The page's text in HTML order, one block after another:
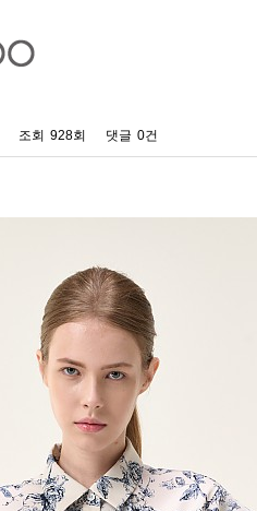
조회 928회 댓글 0건